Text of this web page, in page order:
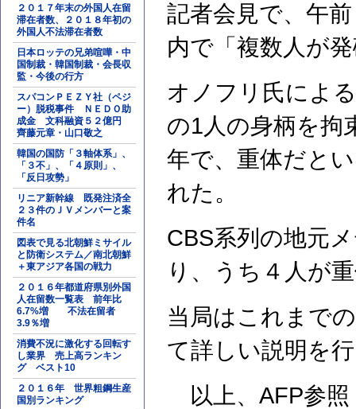
２０１７年末の外国人在留
滞在者数、２０１８年初の
外国人不法滞在者数
日本ロッテの兄弟喧嘩・中
国制裁・韓国制裁・会長収
監・今後の行方
スパコンＰＥＺＹ社（ペジ
ー）脱税事件 ＮＥＤＯ助
成金 文科融資５２億円
齊藤元章・山口敬之
韓国の国防「３軸体系」、
「３不」、「４原則」、
「反日攻勢」
リニア新幹線 既発注済全
２３件のＪＶメンバーと案
件名
図表で見る北朝鮮ミサイル
と防衛システム／南北朝鮮
＋東アジア各国の戦力
２０１６年都道府県別外国
人在留数一覧表 前年比
6.7%増 不法在留者
3.9％増
消費不況に激化する回転す
し業界 売上高ランキン
グ ベスト10
２０１６年 世界粗鋼生産
国別ランキング
記者会見で、午
内で「複数人が
オノフリ氏によ
の1人の身柄を拘
年で、重体だと
れた。
CBS系列の地元
り、うち４人が
当局はこれまで
て詳しい説明を
以上、AFP参照